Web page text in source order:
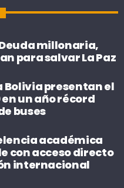
millonaria,
para salvar La Paz
Bolivia presentan el
en un año récord
buses
académica
con acceso directo
internacional